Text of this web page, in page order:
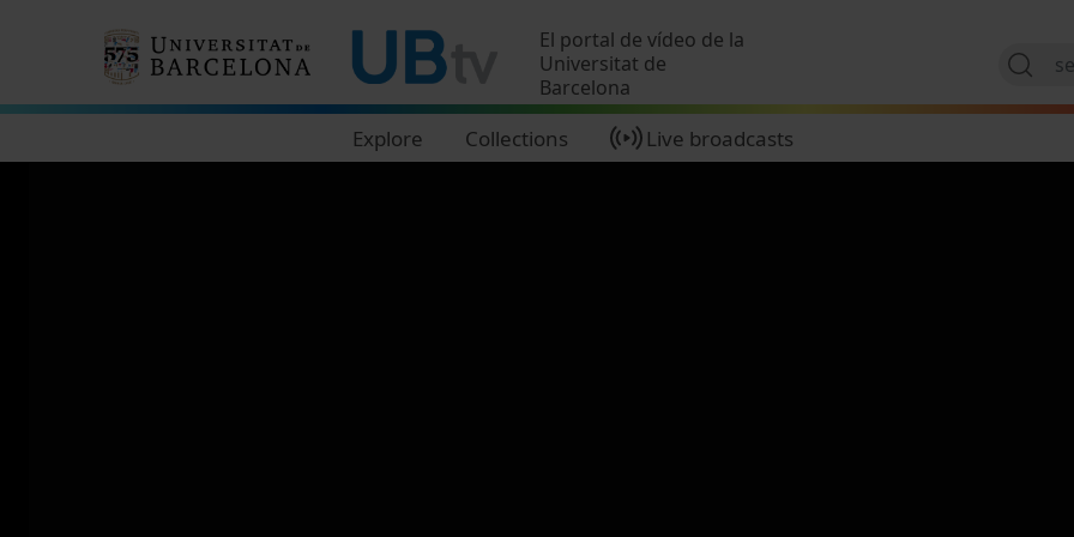
El portal de vídeo de la
Universitat de
Barcelona
Explore Collections Live broadcasts